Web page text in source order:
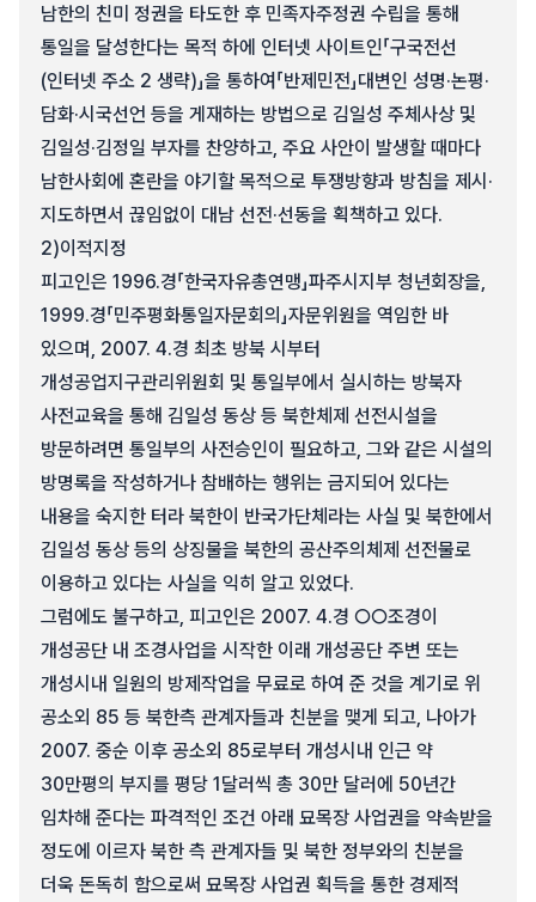
남한의 친미 정권을 타도한 후 민족자주정권 수립을 통해
통일을 달성한다는 목적 하에 인터넷 사이트인「구국전선
(인터넷 주소 2 생략)」을 통하여「반제민전」대변인 성명·논평·
담화·시국선언 등을 게재하는 방법으로 김일성 주체사상 및
김일성·김정일 부자를 찬양하고, 주요 사안이 발생할 때마다
남한사회에 혼란을 야기할 목적으로 투쟁방향과 방침을 제시·
지도하면서 끊임없이 대남 선전·선동을 획책하고 있다.
2)이적지정
피고인은 1996.경「한국자유총연맹」파주시지부 청년회장을,
1999.경「민주평화통일자문회의」자문위원을 역임한 바
있으며, 2007. 4.경 최초 방북 시부터
개성공업지구관리위원회 및 통일부에서 실시하는 방북자
사전교육을 통해 김일성 동상 등 북한체제 선전시설을
방문하려면 통일부의 사전승인이 필요하고, 그와 같은 시설의
방명록을 작성하거나 참배하는 행위는 금지되어 있다는
내용을 숙지한 터라 북한이 반국가단체라는 사실 및 북한에서
김일성 동상 등의 상징물을 북한의 공산주의체제 선전물로
이용하고 있다는 사실을 익히 알고 있었다.
그럼에도 불구하고, 피고인은 2007. 4.경 ○○조경이
개성공단 내 조경사업을 시작한 이래 개성공단 주변 또는
개성시내 일원의 방제작업을 무료로 하여 준 것을 계기로 위
공소외 85 등 북한측 관계자들과 친분을 맺게 되고, 나아가
2007. 중순 이후 공소외 85로부터 개성시내 인근 약
30만평의 부지를 평당 1달러씩 총 30만 달러에 50년간
임차해 준다는 파격적인 조건 아래 묘목장 사업권을 약속받을
정도에 이르자 북한 측 관계자들 및 북한 정부와의 친분을
더욱 돈독히 함으로써 묘목장 사업권 획득을 통한 경제적